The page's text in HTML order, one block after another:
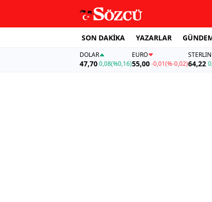
SON DAKİKA YAZARLAR
DOLAR
47,700,08(%0,16)
EURO
55,00 -0,01(%-0,02)
STERLIN
64,22